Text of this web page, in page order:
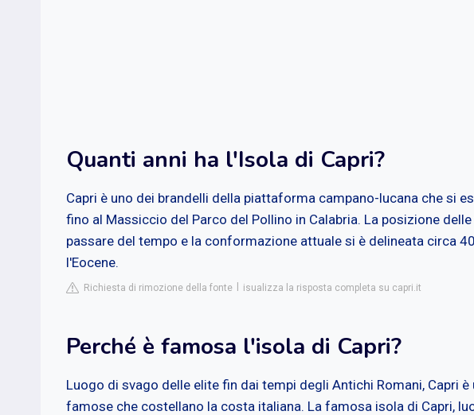
Quanti anni ha l'Isola di Capri?
Capri è uno dei brandelli della piattaforma campano-lucana che si
fino al Massiccio del Parco del Pollino in Calabria. La posizione
passare del tempo e la conformazione attuale si è delineata circa
l'Eocene.
Richiesta di rimozione della fonte isualizza la risposta completa su capri.it
Perché è famosa l'isola di Capri?
Luogo di svago delle elite fin dai tempi degli Antichi Romani, Capri è
famose che costellano la costa italiana. La famosa isola di Capri,